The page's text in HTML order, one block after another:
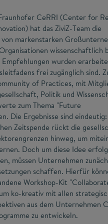
CeRRI (Center for
hat das ZiviZ-Team die
markenstarken
wissenschaftlich
Empfehlungen wurden
frei zugänglich sind.
of Practices, mit
Politik und
zum Thema "Future
Die Ergebnisse sind
Zeitspende rückt die
hinweg, um
Doch um diese Idee
müssen Unternehmen
schaffen. Hierfür
Workshop-Kit
ko-kreativ mit allen
aus dem Unternehmen
zu entwickeln.